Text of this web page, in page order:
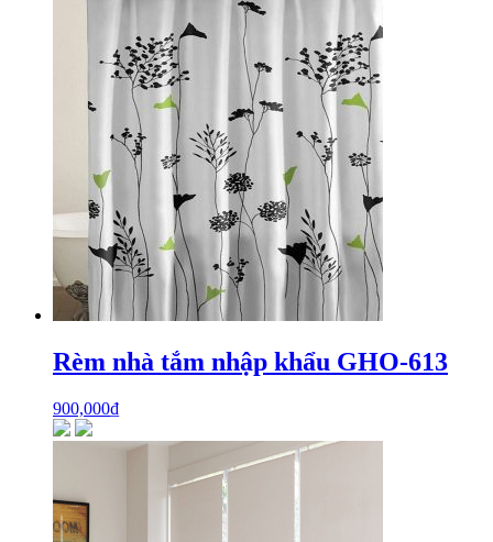
Rèm nhà tắm nhập khẩu GHO-613
900,000₫